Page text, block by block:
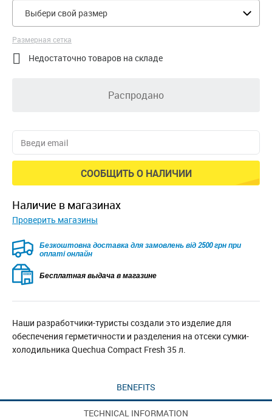
Выбери свой размер
Размерная сетка
 Недостаточно товаров на складе
Распродано
СООБЩИТЬ О НАЛИЧИИ
наличие в магазинах
Проверить магазины
Безкоштовна доставка для замовлень від 2500 грн при
оплаті онлайн
Бесплатная выдача в магазине
Наши разработчики-туристы создали это изделие для
обеспечения герметичности и разделения на отсеки сумки-
холодильника Quechua Compact Fresh 35 л.
BENEFITS
TECHNICAL INFORMATION